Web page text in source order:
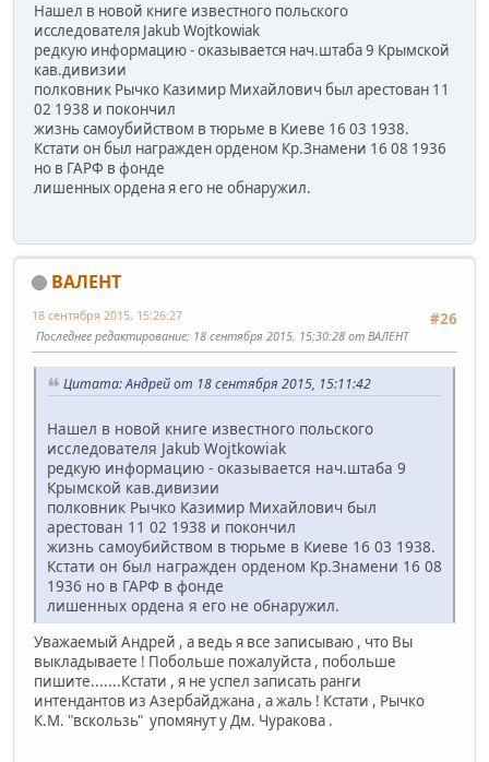
Нашел в новой книге известного польского
исследователя Jakub Wojtkowiak
редкую информацию - оказывается нач.штаба 9 Крымской
кав.дивизии
полковник Рычко Казимир Михайлович был арестован 11
02 1938 и покончил
жизнь самоубийством в тюрьме в Киеве 16 03 1938.
Кстати он был награжден орденом Кр.Знамени 16 08 1936
но в ГАРФ в фонде
лишенных ордена я его не обнаружил.
ВАЛЕНТ
#26
18 сентября 2015, 15:26:27
Последнее редактирование: 18 сентября 2015, 15:30:28 от ВАЛЕНТ
Цитата: Андрей от 18 сентября 2015, 15:11:42
Нашел в новой книге известного польского
исследователя Jakub Wojtkowiak
редкую информацию - оказывается нач.штаба 9
Крымской кав.дивизии
полковник Рычко Казимир Михайлович был
арестован 11 02 1938 и покончил
жизнь самоубийством в тюрьме в Киеве 16 03 1938.
Кстати он был награжден орденом Кр.Знамени 16 08
1936 но в ГАРФ в фонде
лишенных ордена я его не обнаружил.
Уважаемый Андрей , а ведь я все записываю , что Вы
выкладываете ! Побольше пожалуйста , побольше
пишите.......Кстати , я не успел записать ранги
интендантов из Азербайджана , а жаль ! Кстати , Рычко
К.М. "вскользь" упомянут у Дм. Чуракова .